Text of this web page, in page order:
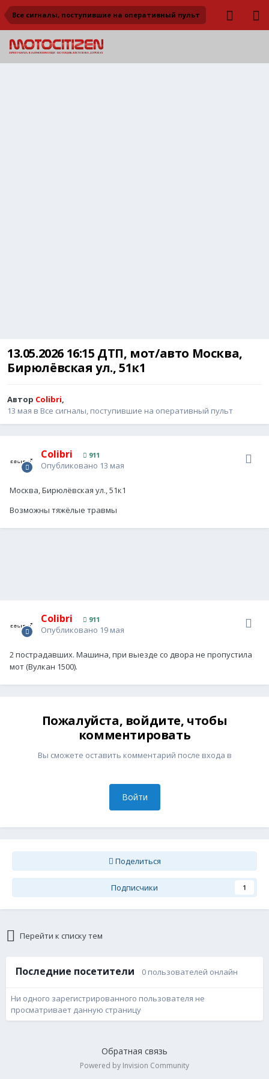
Все сигналы, поступившие на оперативный пульт
13.05.2026 16:15 ДТП, мот/авто Москва,
Бирюлёвская ул., 51к1
Автор Colibri,
13 мая в Все сигналы, поступившие на оперативный пульт
Colibri 911
Опубликовано 13 мая
Москва, Бирюлёвская ул., 51к1
Возможны тяжёлые травмы
Colibri 911
Опубликовано 19 мая
2 пострадавших. Машина, при выезде со двора не пропустила
мот (Вулкан 1500).
Пожалуйста, войдите, чтобы
комментировать
Вы сможете оставить комментарий после входа в
Войти
Поделиться
Подписчики 1
Перейти к списку тем
Последние посетители 0 пользователей онлайн
Ни одного зарегистрированного пользователя не
просматривает данную страницу
Обратная связь
Powered by Invision Community